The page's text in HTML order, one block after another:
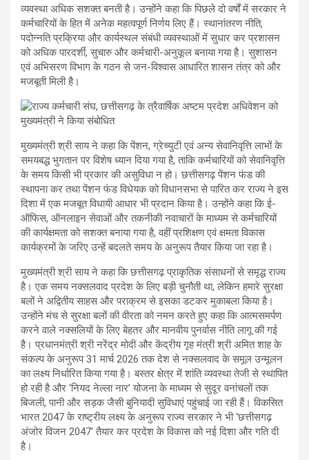
व्यवस्था अधिक सशक्त बनती है। उन्होंने कहा कि पिछले दो वर्षों में सरकार ने
कर्मचारियों के हित में अनेक महत्वपूर्ण निर्णय लिए हैं। स्थानांतरण नीति,
पदोन्नति प्रक्रिया और कार्यस्थल संबंधी व्यवस्थाओं में सुधार कर प्रशासन
को अधिक पारदर्शी, सुचारु और कर्मचारी-अनुकूल बनाया गया है। सुशासन
एवं अभिसरण विभाग के गठन से जन-विश्वास आधारित शासन तंत्र को और
मजबूती मिली है।
मुख्यमंत्री श्री साय ने कहा कि पेंशन, ग्रेच्युटी एवं अन्य सेवानिवृत्ति लाभों के
समयबद्ध भुगतान पर विशेष ध्यान दिया गया है, ताकि कर्मचारियों को सेवानिवृत्ति
के समय किसी भी प्रकार की असुविधा न हो। छत्तीसगढ़ पेंशन फंड की
स्थापना कर तथा पेंशन फंड विधेयक को विधानसभा से पारित कर राज्य ने इस
दिशा में एक मजबूत विधायी आधार भी प्रदान किया है। उन्होंने कहा कि ई-
ऑफिस, ऑनलाइन सेवाओं और तकनीकी नवाचारों के माध्यम से कर्मचारियों
की कार्यक्षमता को सशक्त बनाया गया है, वहीं प्रशिक्षण एवं क्षमता विकास
कार्यक्रमों के जरिए उन्हें बदलते समय के अनुरूप तैयार किया जा रहा है।
मुख्यमंत्री श्री साय ने कहा कि छत्तीसगढ़ प्राकृतिक संसाधनों से समृद्ध राज्य
है। एक समय नक्सलवाद प्रदेश के लिए बड़ी चुनौती था, लेकिन हमारे सुरक्षा
बलों ने अद्वितीय साहस और पराक्रम से इसका डटकर मुकाबला किया है।
उन्होंने मंच से सुरक्षा बलों की वीरता को नमन करते हुए कहा कि आत्मसमर्पण
करने वाले नक्सलियों के लिए बेहतर और मानवीय पुनर्वास नीति लागू की गई
है। प्रधानमंत्री श्री नरेंद्र मोदी और केंद्रीय गृह मंत्री श्री अमित शाह के
संकल्प के अनुरूप 31 मार्च 2026 तक देश से नक्सलवाद के समूल उन्मूलन
का लक्ष्य निर्धारित किया गया है। बस्तर क्षेत्र में शांति व्यवस्था तेजी से स्थापित
हो रही है और ‘नियद नेल्ला नार’ योजना के माध्यम से सुदूर वनांचलों तक
बिजली, पानी और सड़क जैसी बुनियादी सुविधाएं पहुंचाई जा रही हैं। विकसित
भारत 2047 के राष्ट्रीय लक्ष्य के अनुरूप राज्य सरकार ने भी ‘छत्तीसगढ़
अंजोर विजन 2047’ तैयार कर प्रदेश के विकास को नई दिशा और गति दी
है।